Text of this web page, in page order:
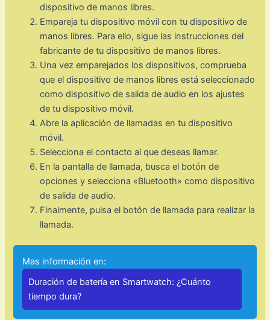
dispositivo de manos libres.
Empareja tu dispositivo móvil con tu dispositivo de
manos libres. Para ello, sigue las instrucciones del
fabricante de tu dispositivo de manos libres.
Una vez emparejados los dispositivos, comprueba
que el dispositivo de manos libres está seleccionado
como dispositivo de salida de audio en los ajustes
de tu dispositivo móvil.
Abre la aplicación de llamadas en tu dispositivo
móvil.
Selecciona el contacto al que deseas llamar.
En la pantalla de llamada, busca el botón de
opciones y selecciona «Bluetooth» como dispositivo
de salida de audio.
Finalmente, pulsa el botón de llamada para realizar la
llamada.
Mas información en:
Duración de batería en Smartwatch: ¿Cuánto
tiempo dura?